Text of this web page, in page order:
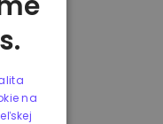
na